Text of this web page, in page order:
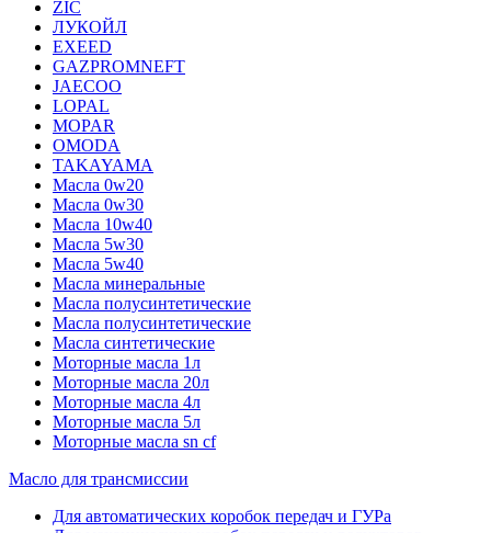
ZIC
ЛУКОЙЛ
EXEED
GAZPROMNEFT
JAECOO
LOPAL
MOPAR
OMODA
TAKAYAMA
Масла 0w20
Масла 0w30
Масла 10w40
Масла 5w30
Масла 5w40
Масла минеральные
Масла полусинтетические
Масла полусинтетические
Масла синтетические
Моторные масла 1л
Моторные масла 20л
Моторные масла 4л
Моторные масла 5л
Моторные масла sn cf
Масло для трансмиссии
Для автоматических коробок передач и ГУРа